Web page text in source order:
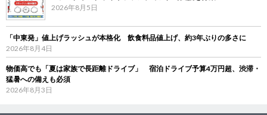
2026年8月5日
「中東発」値上げラッシュが本格化 飲食料品値上げ、約3年ぶりの多さに
2026年8月4日
物価高でも「夏は家族で長距離ドライブ」 宿泊ドライブ予算4万円超、渋滞・
猛暑への備えも必須
2026年8月3日